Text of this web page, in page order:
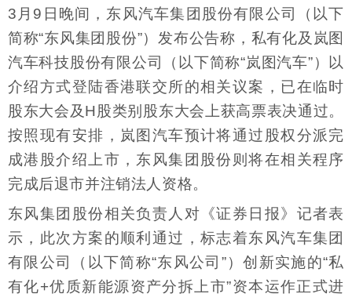
3月9日晚间，东风汽车集团股份有限公司（以下
简称“东风集团股份”）发布公告称，私有化及岚图
汽车科技股份有限公司（以下简称“岚图汽车”）以
介绍方式登陆香港联交所的相关议案，已在临时
股东大会及H股类别股东大会上获高票表决通过。
按照现有安排，岚图汽车预计将通过股权分派完
成港股介绍上市，东风集团股份则将在相关程序
完成后退市并注销法人资格。
东风集团股份相关负责人对《证券日报》记者表
示，此次方案的顺利通过，标志着东风汽车集团
有限公司（以下简称“东风公司”）创新实施的“私
有化+优质新能源资产分拆上市”资本运作正式进